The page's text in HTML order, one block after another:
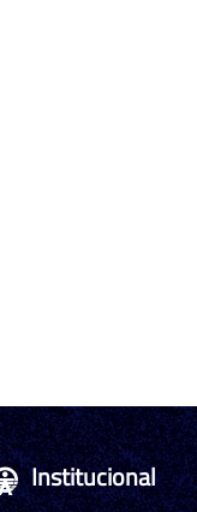
Institucional